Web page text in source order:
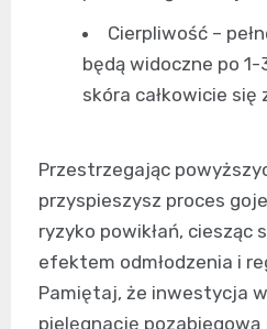
Cierpliwość –
będą widoczne po
skóra całkowicie się
Przestrzegając
przyspieszysz proces
ryzyko powikłań, ciesząc
efektem odmłodzenia i
Pamiętaj, że inwestycja
pielęgnację